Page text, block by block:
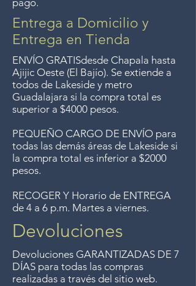
compras de $4000 pesos.
Aceptamos devoluciones hasta
7 días después de la venta a
menos que los artículos tengan
un precio de oferta, lo
sentimos, no se aceptan
devoluciones de artículos en
oferta. Anteriormente hacíamos
envíos gratis a Guadalajara pero
ya no ofrecemos ese servicio.
pago.
Entrega a Domicilio y
Entrega en Tienda
ENVÍO GRATISdesde Chapala hasta
Ajijic Oeste (El Bajío). Se extiende a
todos de Lakeside y metro
Guadalajara si la compra total es
superior a $4000 pesos.
PEQUEÑO CARGO DE ENVÍO para
todas las demás áreas de Lakeside si
la compra total es inferior a $2000
pesos.
RECOGER Y Horario de ENTREGA
de 4 a 6 p.m. Martes a viernes.
Devoluciones
Devoluciones GARANTIZADAS DE 7
DÍAS para todas las compras
realizadas a través del sitio web.